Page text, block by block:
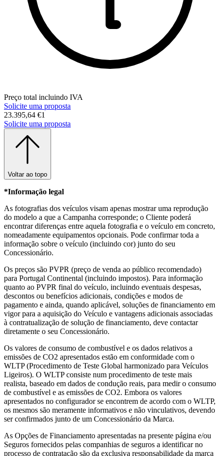
Preço total incluindo IVA
Solicite uma proposta
23.395,64 €1
Solicite uma proposta
Voltar ao topo
*Informação legal
As fotografias dos veículos visam apenas mostrar uma reprodução
do modelo a que a Campanha corresponde; o Cliente poderá
encontrar diferenças entre aquela fotografia e o veículo em concreto,
nomeadamente equipamentos opcionais. Pode confirmar toda a
informação sobre o veículo (incluindo cor) junto do seu
Concessionário.
Os preços são PVPR (preço de venda ao público recomendado)
para Portugal Continental (incluindo impostos). Para informação
quanto ao PVPR final do veículo, incluindo eventuais despesas,
descontos ou benefícios adicionais, condições e modos de
pagamento e ainda, quando aplicável, soluções de financiamento em
vigor para a aquisição do Veículo e vantagens adicionais associadas
à contratualização de solução de financiamento, deve contactar
diretamente o seu Concessionário.
Os valores de consumo de combustível e os dados relativos a
emissões de CO2 apresentados estão em conformidade com o
WLTP (Procedimento de Teste Global harmonizado para Veículos
Ligeiros). O WLTP consiste num procedimento de teste mais
realista, baseado em dados de condução reais, para medir o consumo
de combustível e as emissões de CO2. Embora os valores
apresentados no configurador se encontrem de acordo com o WLTP,
os mesmos são meramente informativos e não vinculativos, devendo
ser confirmados junto de um Concessionário da Marca.
As Opções de Financiamento apresentadas na presente página e/ou
Seguros fornecidos pelas companhias de seguros a identificar no
processo de contratação são da exclusiva responsabilidade da marca